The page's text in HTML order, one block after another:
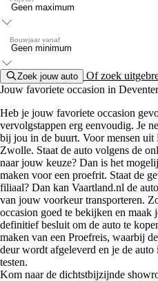
Bouwjaar vanaf
Zoek jouw auto
Of zoek
Jouw favoriete occasion in
Heb je jouw favoriete occasion
vervolgstappen erg eenvoudig. Je
bij jou in de buurt. Voor mensen uit
Zwolle. Staat de auto volgens de
naar jouw keuze? Dan is het
maken voor een proefrit. Staat de
filiaal? Dan kan Vaartland.nl de
van jouw voorkeur transporteren.
occasion goed te bekijken en maak
definitief besluit om de auto te
maken van een Proefreis, waarbij
deur wordt afgeleverd en je de
testen.
Kom naar de dichtstbijzijnde